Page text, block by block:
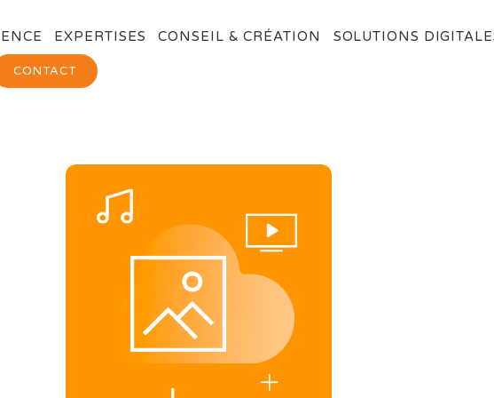
EXPERTISES CONSEIL & CRÉATION SOLUTIONS
CONTACT